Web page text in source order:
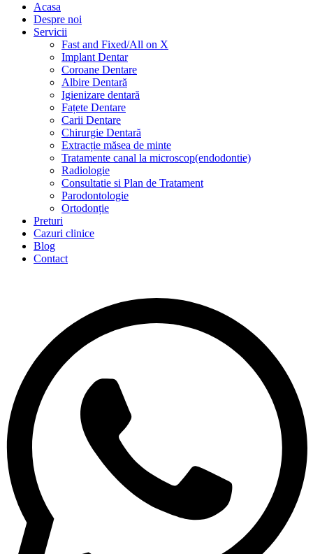
Acasa
Despre noi
Servicii
Fast and Fixed/All on X
Implant Dentar
Coroane Dentare
Albire Dentară
Igienizare dentară
Fațete Dentare
Carii Dentare
Chirurgie Dentară
Extracție măsea de minte
Tratamente canal la microscop(endodontie)
Radiologie
Consultatie si Plan de Tratament
Parodontologie
Ortodonție
Preturi
Cazuri clinice
Blog
Contact